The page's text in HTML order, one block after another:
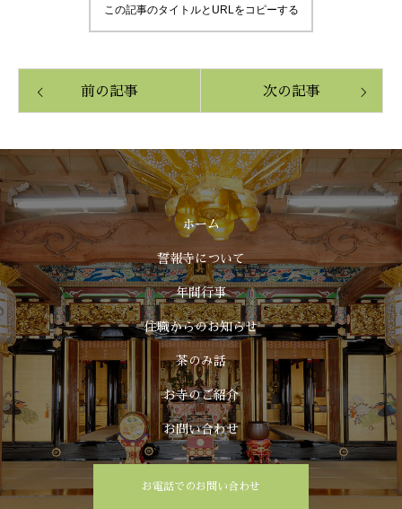
この記事のタイトルとURLをコピーする
前の記事 次の記事
ホーム
誓報寺について
年間行事
住職からのお知らせ
茶のみ話
お寺のご紹介
お問い合わせ
お電話でのお問い合わせ